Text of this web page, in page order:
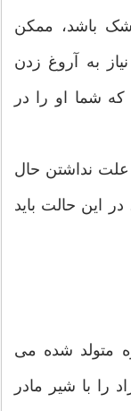
باشد، ممکن
به آروغ زدن
شما او را در
نداشتن حال
این حالت باید
متولد شده می
را با شیر مادر